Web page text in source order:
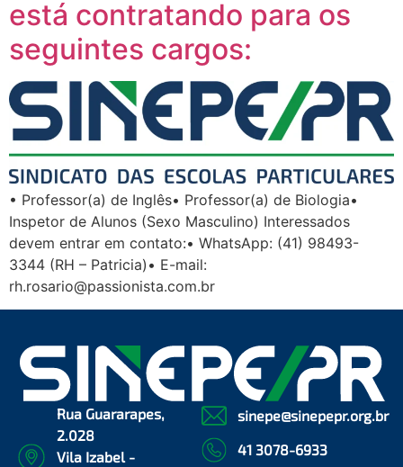
está contratando para os
seguintes cargos:
• Professor(a) de Inglês• Professor(a) de Biologia•
Inspetor de Alunos (Sexo Masculino) Interessados
devem entrar em contato:• WhatsApp: (41) 98493-
3344 (RH – Patricia)• E-mail:
rh.rosario@passionista.com.br
Rua Guararapes,
2.028
Vila Izabel -
sinepe@sinepepr.org.br
41 3078-6933